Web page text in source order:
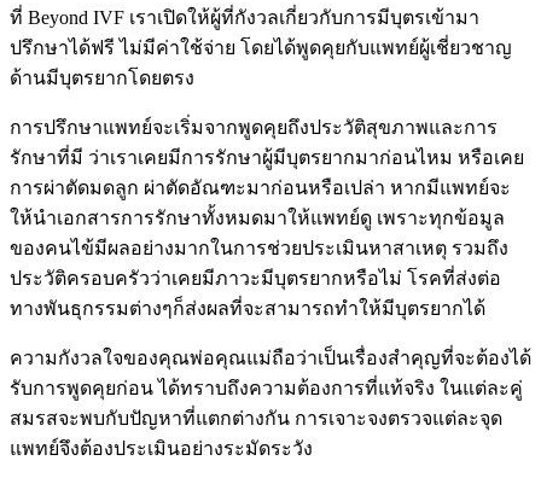
ที่ Beyond IVF เราเปิดให้ผู้ที่กังวลเกี่ยวกับการมีบุตรเข้ามา
ปรึกษาได้ฟรี ไม่มีค่าใช้จ่าย โดยได้พูดคุยกับแพทย์ผู้เชี่ยวชาญ
ด้านมีบุตรยากโดยตรง
การปรึกษาแพทย์จะเริ่มจากพูดคุยถึงประวัติสุขภาพและการ
รักษาที่มี ว่าเราเคยมีการรักษาผู้มีบุตรยากมาก่อนไหม หรือเคย
การผ่าตัดมดลูก ผ่าตัดอัณฑะมาก่อนหรือเปล่า หากมีแพทย์จะ
ให้นำเอกสารการรักษาทั้งหมดมาให้แพทย์ดู เพราะทุกข้อมูล
ของคนไข้มีผลอย่างมากในการช่วยประเมินหาสาเหตุ รวมถึง
ประวัติครอบครัวว่าเคยมีภาวะมีบุตรยากหรือไม่ โรคที่ส่งต่อ
ทางพันธุกรรมต่างๆก็ส่งผลที่จะสามารถทำให้มีบุตรยากได้
ความกังวลใจของคุณพ่อคุณแม่ถือว่าเป็นเรื่องสำคุญที่จะต้องได้
รับการพูดคุยก่อน ได้ทราบถึงความต้องการที่แท้จริง ในแต่ละคู่
สมรสจะพบกับปัญหาที่แตกต่างกัน การเจาะจงตรวจแต่ละจุด
แพทย์จึงต้องประเมินอย่างระมัดระวัง